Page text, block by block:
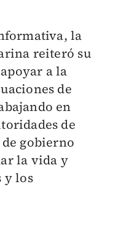
la
reiteró su
a la
de
en
de
gobierno
la vida y
y los